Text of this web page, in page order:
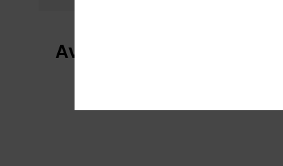
Avaliações dos clientes